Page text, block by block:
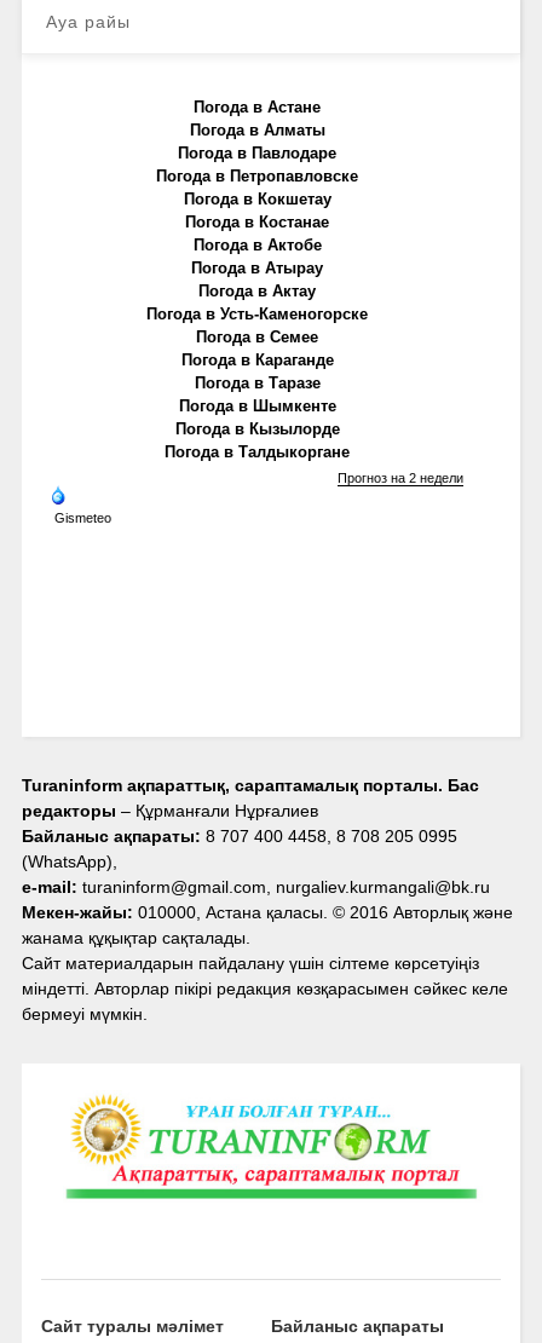
Ауа райы
Погода в Астане
Погода в Алматы
Погода в Павлодаре
Погода в Петропавловске
Погода в Кокшетау
Погода в Костанае
Погода в Актобе
Погода в Атырау
Погода в Актау
Погода в Усть-Каменогорске
Погода в Семее
Погода в Караганде
Погода в Таразе
Погода в Шымкенте
Погода в Кызылорде
Погода в Талдыкоргане
Gismeteo
Прогноз на 2 недели
Turaninform ақпараттық, сараптамалық порталы. Бас
редакторы – Құрманғали Нұрғалиев
Байланыс ақпараты: 8 707 400 4458, 8 708 205 0995
(WhatsApp),
e-mail: turaninform@gmail.com, nurgaliev.kurmangali@bk.ru
Мекен-жайы: 010000, Астана қаласы. © 2016 Авторлық және
жанама құқықтар сақталады.
Сайт материалдарын пайдалану үшін сілтеме көрсетуіңіз
міндетті. Авторлар пікірі редакция көзқарасымен сәйкес келе
бермеуі мүмкін.
Сайт туралы мәлімет Байланыс ақпараты